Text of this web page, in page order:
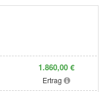
1.860,00 €
Ertrag